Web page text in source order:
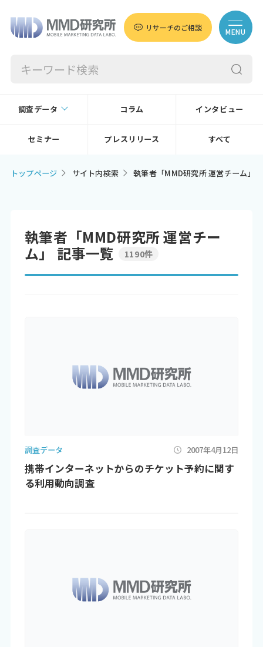
リサーチのご相談 MENU
調査データ コラム インタビュー
セミナー プレスリリース すべて
トップページ サイト内検索 執筆者「MMD研究所 運営チーム」
執筆者「MMD研究所 運営チー
ム」 記事一覧
1190件
調査データ 2007年4月12日
携帯インターネットからのチケット予約に関す
る利用動向調査